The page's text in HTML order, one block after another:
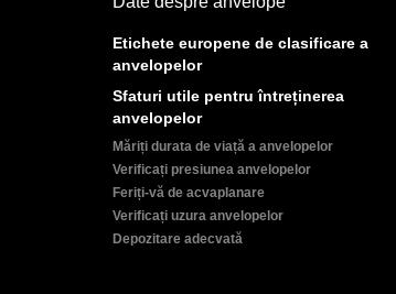
Etichete europene de clasificare a
anvelopelor
Sfaturi utile pentru întreținerea
anvelopelor
Măriți durata de viață a anvelopelor
Verificați presiunea anvelopelor
Feriți-vă de acvaplanare
Verificați uzura anvelopelor
Depozitare adecvată